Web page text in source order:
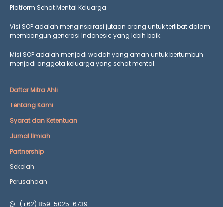
Platform Sehat Mental Keluarga
Visi SOP adalah menginspirasi jutaan orang untuk terlibat dalam
membangun generasi Indonesia yang lebih baik.
Misi SOP adalah menjadi wadah yang aman untuk bertumbuh
menjadi anggota keluarga yang sehat mental.
Daftar Mitra Ahli
Tentang Kami
Syarat dan Ketentuan
Jurnal Ilmiah
Partnership
Sekolah
Perusahaan
(+62) 859-5025-6739